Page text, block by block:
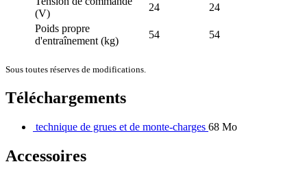
(V)
24
24
Poids propre
d'entraînement (kg)
54 54
Sous toutes réserves de modifications.
Téléchargements
technique de grues et de monte-charges 68 Mo
Accessoires